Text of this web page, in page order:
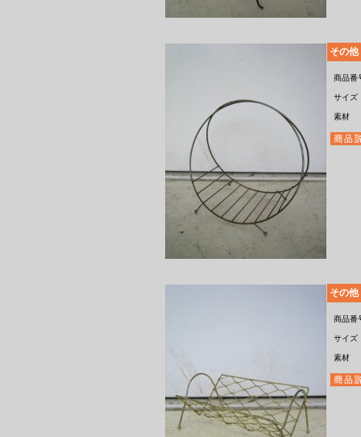
その
商品番
サイズ
素材
その
商品番
サイズ
素材